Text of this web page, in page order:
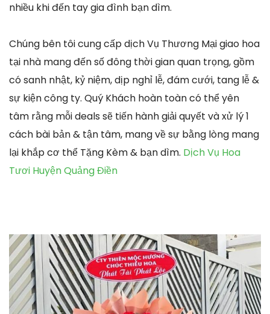
nhiều khi đến tay gia đình bạn dìm.
Chúng bên tôi cung cấp dịch Vụ Thương Mại giao hoa
tại nhà mang đến số đông thời gian quan trọng, gồm
có sanh nhật, kỷ niệm, dịp nghỉ lễ, đám cưới, tang lễ &
sự kiện công ty. Quý Khách hoàn toàn có thể yên
tâm rằng mỗi deals sẽ tiến hành giải quyết và xử lý 1
cách bài bản & tận tâm, mang về sự bằng lòng mang
lại khắp cơ thể Tặng Kèm & bạn dìm. Dịch Vụ Hoa
Tươi Huyện Quảng Điền